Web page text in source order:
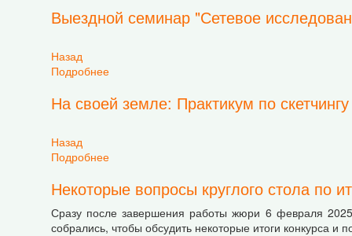
Выездной семинар "Сетевое
Назад
Подробнее
На своей земле: Практикум по
Назад
Подробнее
Некоторые вопросы круглого стола по
Сразу после завершения работы жюри 6 февраля 2025
собрались, чтобы обсудить некоторые итоги конкурса